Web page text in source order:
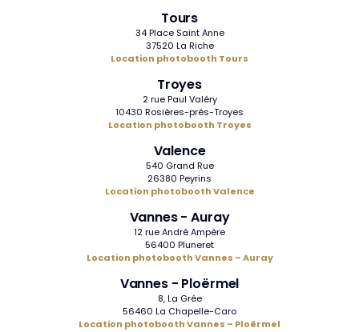
Tours
34 Place Saint Anne
37520 La Riche
Location photobooth Tours
Troyes
2 rue Paul Valéry
10430 Rosières-prés-Troyes
Location photobooth Troyes
Valence
540 Grand Rue
26380 Peyrins
Location photobooth Valence
Vannes - Auray
12 rue André Ampère
56400 Pluneret
Location photobooth Vannes – Auray
Vannes - Ploërmel
8, La Grée
56460 La Chapelle-Caro
Location photobooth Vannes – Ploërmel